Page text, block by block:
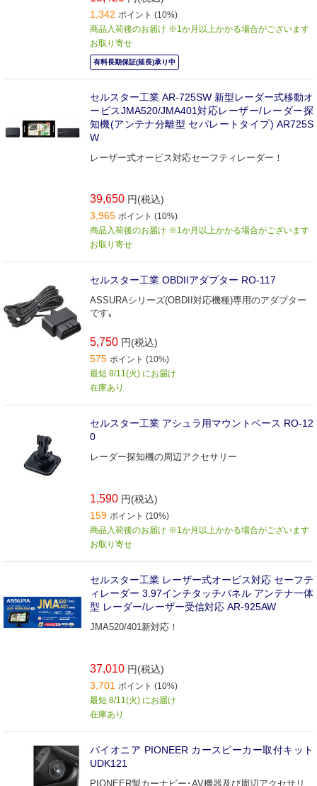
1,342 ポイント (10%)
商品入荷後のお届け ※1か月以上かかる場合がございます
お取り寄せ
有料長期保証(延長)承り中
セルスター工業 AR-725SW 新型レーダー式移動オ
ービスJMA520/JMA401対応レーザー/レーダー探
知機(アンテナ分離型 セパレートタイプ) AR725S
W
レーザー式オービス対応セーフティレーダー！
39,650 円(税込)
3,965 ポイント (10%)
商品入荷後のお届け ※1か月以上かかる場合がございます
お取り寄せ
セルスター工業 OBDIIアダプター RO-117
ASSURAシリーズ(OBDII対応機種)専用のアダプター
です｡
5,750 円(税込)
575 ポイント (10%)
最短 8/11(火) にお届け
在庫あり
セルスター工業 アシュラ用マウントベース RO-12
0
レーダー探知機の周辺アクセサリー
1,590 円(税込)
159 ポイント (10%)
商品入荷後のお届け ※1か月以上かかる場合がございます
お取り寄せ
セルスター工業 レーザー式オービス対応 セーフテ
ィレーダー 3.97インチタッチパネル アンテナ一体
型 レーダー/レーザー受信対応 AR-925AW
JMA520/401新対応！
37,010 円(税込)
3,701 ポイント (10%)
最短 8/11(火) にお届け
在庫あり
パイオニア PIONEER カースピーカー取付キット
UDK121
PIONEER製カーナビー･AV機器及び周辺アクセサリ